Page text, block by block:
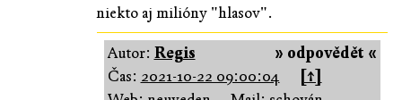
niekto aj milióny "hlasov".
» odpovědět «
Autor: Regis
Čas: 2021-10-22 09:00:04
[↑]